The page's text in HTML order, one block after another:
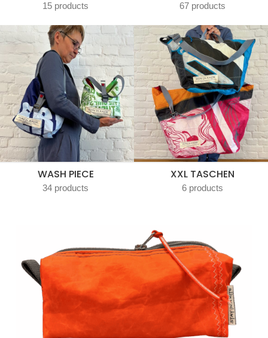
15 products 67 products
WASH PIECE
34 products
XXL TASCHEN
6 products